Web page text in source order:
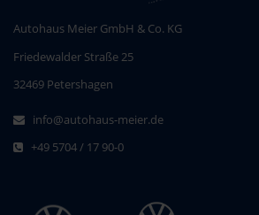
Autohaus Meier GmbH & Co. KG
Friedewalder Straße 25
32469 Petershagen
info@autohaus-meier.de
+49 5704 / 17 90-0